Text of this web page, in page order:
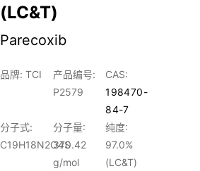
(LC&T)
Parecoxib
品牌: TCI
产品编号:
P2579
CAS:
198470-
84-7
分子式:
C19H18N2O4S
分子量:
370.42
g/mol
纯度:
97.0%
(LC&T)